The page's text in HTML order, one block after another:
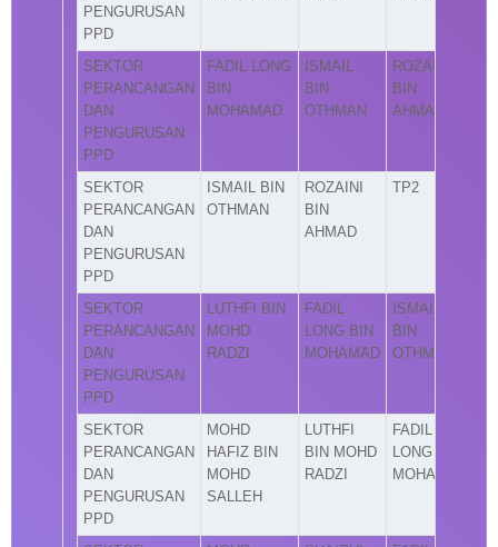
PENGURUSAN
PPD
SEKTOR
PERANCANGAN
DAN
PENGURUSAN
PPD
FADIL LONG
BIN
MOHAMAD
ISMAIL
BIN
OTHMAN
ROZAINI
BIN
AHMAD
SEKTOR
PERANCANGAN
DAN
PENGURUSAN
PPD
ISMAIL BIN
OTHMAN
ROZAINI
BIN
AHMAD
TP2
SEKTOR
PERANCANGAN
DAN
PENGURUSAN
PPD
LUTHFI BIN
MOHD
RADZI
FADIL
LONG BIN
MOHAMAD
ISMAIL
BIN
OTHMAN
SEKTOR
PERANCANGAN
DAN
PENGURUSAN
PPD
MOHD
HAFIZ BIN
MOHD
SALLEH
LUTHFI
BIN MOHD
RADZI
FADIL
LONG BIN
MOHAMAD